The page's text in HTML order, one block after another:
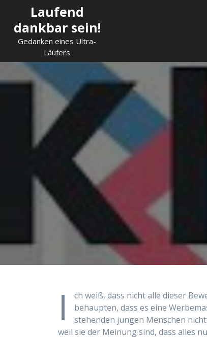
content
Laufend
dankbar sein!
Gedanken eines Ultra-
Läufers
I ch weiß, dass nicht alle dieser
behaupten, dass es eine
stehenden jungen Menschen
weil sie der Meinung sind, dass alles